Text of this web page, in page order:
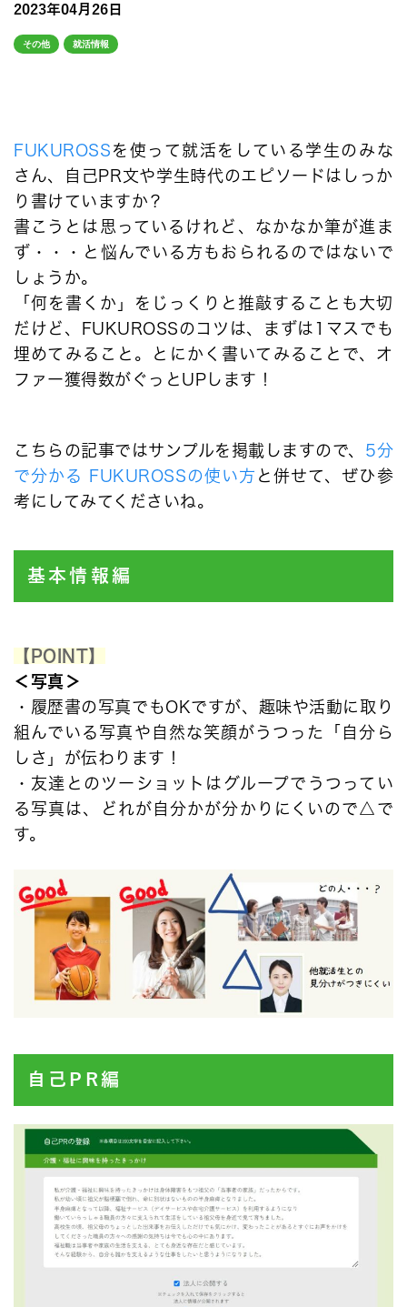
2023年04月26日
その他 就活情報
FUKUROSS を使って就活をしている学生のみな
さん、自己PR文や学生時代のエピソードはしっか
り書けていますか？
書こうとは思っているけれど、なかなか筆が進ま
ず・・・と悩んでいる方もおられるのではないで
しょうか。
「何を書くか」をじっくりと推敲することも大切
だけど、FUKUROSSのコツは、まずは1マスでも
埋めてみること。とにかく書いてみることで、オ
ファー獲得数がぐっとUPします！
こちらの記事ではサンプルを掲載しますので、 5分
で分かる FUKUROSSの使い方 と併せて、ぜひ参
考にしてみてくださいね。
基本情報編
【POINT】
＜写真＞
・履歴書の写真でもOKですが、趣味や活動に取り
組んでいる写真や自然な笑顔がうつった「自分ら
しさ」が伝わります！
・友達とのツーショットはグループでうつってい
る写真は、どれが自分かが分かりにくいので△で
す。
自己PR編